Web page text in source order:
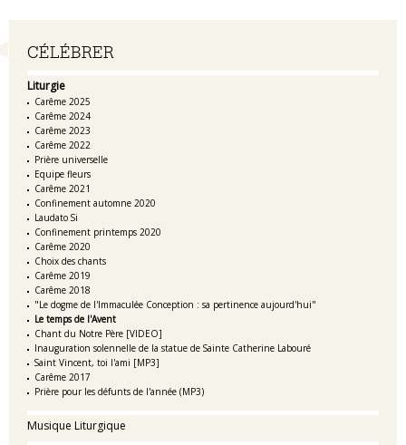
Navigation
CÉLÉBRER
Liturgie
Carême 2025
Carême 2024
Carême 2023
Carême 2022
Prière universelle
Equipe fleurs
Carême 2021
Confinement automne 2020
Laudato Si
Confinement printemps 2020
Carême 2020
Choix des chants
Carême 2019
Carême 2018
"Le dogme de l'Immaculée Conception : sa pertinence aujourd'hui"
Le temps de l'Avent
Chant du Notre Père [VIDEO]
Inauguration solennelle de la statue de Sainte Catherine Labouré
Saint Vincent, toi l'ami [MP3]
Carême 2017
Prière pour les défunts de l'année (MP3)
Musique Liturgique